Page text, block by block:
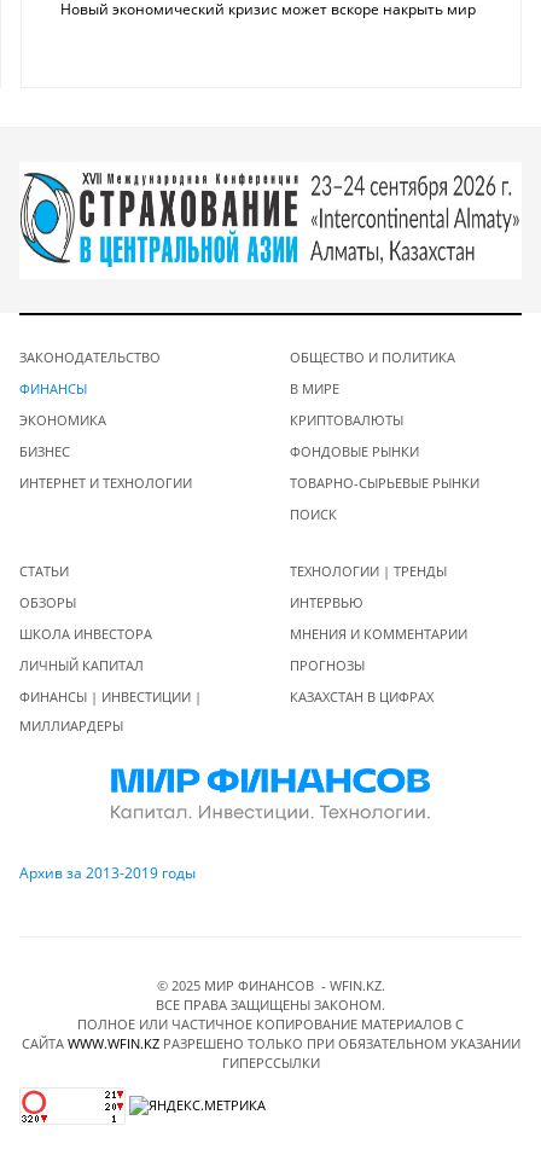
Новый экономический кризис может вскоре накрыть мир
ЗАКОНОДАТЕЛЬСТВО
ФИНАНСЫ
ЭКОНОМИКА
БИЗНЕС
ИНТЕРНЕТ И ТЕХНОЛОГИИ
ОБЩЕСТВО И ПОЛИТИКА
В МИРЕ
КРИПТОВАЛЮТЫ
ФОНДОВЫЕ РЫНКИ
ТОВАРНО-СЫРЬЕВЫЕ РЫНКИ
ПОИСК
СТАТЬИ
ОБЗОРЫ
ШКОЛА ИНВЕСТОРА
ЛИЧНЫЙ КАПИТАЛ
ФИНАНСЫ | ИНВЕСТИЦИИ |
МИЛЛИАРДЕРЫ
ТЕХНОЛОГИИ | ТРЕНДЫ
ИНТЕРВЬЮ
МНЕНИЯ И КОММЕНТАРИИ
ПРОГНОЗЫ
КАЗАХСТАН В ЦИФРАХ
Архив за 2013-2019 годы
© 2025 МИР ФИНАНСОВ - WFIN.KZ.
ВСЕ ПРАВА ЗАЩИЩЕНЫ ЗАКОНОМ.
ПОЛНОЕ ИЛИ ЧАСТИЧНОЕ КОПИРОВАНИЕ МАТЕРИАЛОВ C
САЙТА WWW.WFIN.KZРАЗРЕШЕНО ТОЛЬКО ПРИ ОБЯЗАТЕЛЬНОМ УКАЗАНИИ
ГИПЕРССЫЛКИ